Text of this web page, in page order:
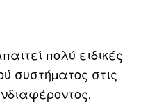
πολύ ειδικές
συστήματος στις